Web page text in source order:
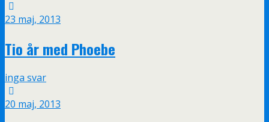
23 maj, 2013
Tio år med Phoebe
inga svar
20 maj, 2013